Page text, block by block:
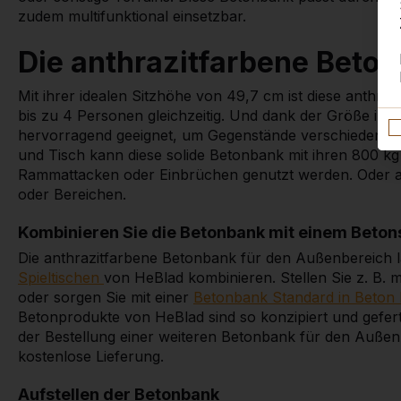
zudem multifunktional einsetzbar.
Die anthrazitfarbene
Mit ihrer idealen Sitzhöhe von 49,7 cm ist diese
bis zu 4 Personen gleichzeitig. Und dank der Größe
hervorragend geeignet, um Gegenstände
und Tisch kann diese solide Betonbank mit ihren 800
Rammattacken oder Einbrüchen genutzt werden.
oder Bereichen.
Kombinieren Sie die Betonbank mit einem
Die anthrazitfarbene Betonbank für den Außenbereich
Spieltischen von HeBlad kombinieren. Stellen Sie z. B.
oder sorgen Sie mit einer Betonbank Standard in Beton
Betonprodukte von HeBlad sind so konzipiert und
der Bestellung einer weiteren Betonbank für den
kostenlose Lieferung.
Aufstellen der Betonbank